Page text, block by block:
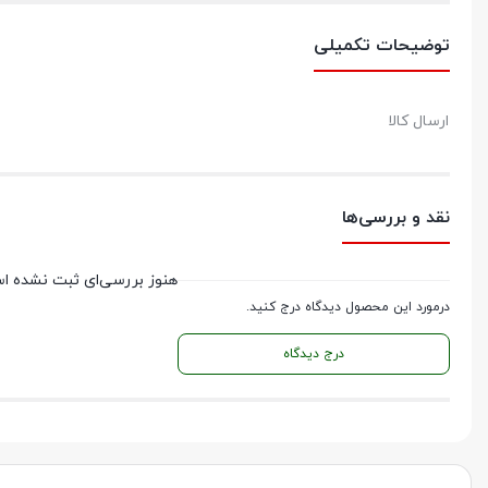
توضیحات تکمیلی
ارسال کالا
نقد و بررسی‌ها
درمورد این محصول دیدگاه درج کنید.
درج دیدگاه
هنوز بررسی‌ای ثبت نشده